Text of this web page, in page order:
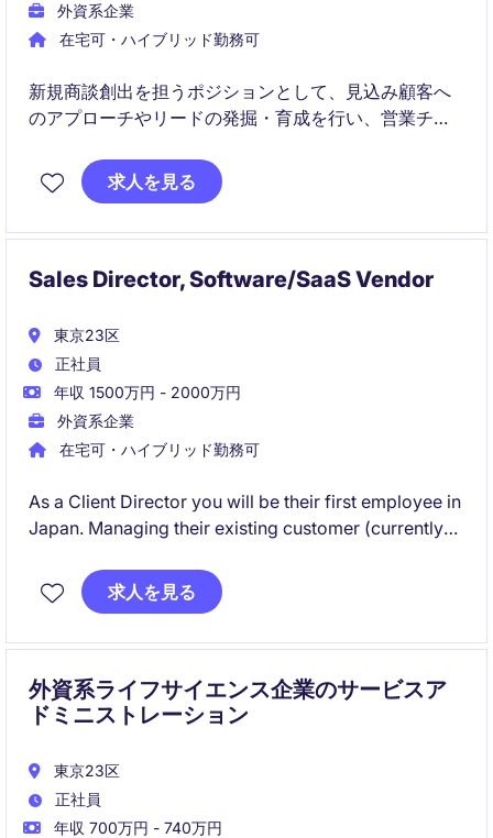
外資系企業
在宅可・ハイブリッド勤務可
新規商談創出を担うポジションとして、見込み顧客へ
のアプローチやリードの発掘・育成を行い、営業チー
求人を見る
Sales Director, Software/SaaS Vendor
東京23区
正社員
年収 1500万円 - 2000万円
外資系企業
在宅可・ハイブリッド勤務可
As a Client Director you will be their first employee in
Japan. Managing their existing customer (currently
customers.求人を見る
外資系ライフサイエンス企業のサービスア
ドミニストレーション
東京23区
正社員
年収 700万円 - 740万円